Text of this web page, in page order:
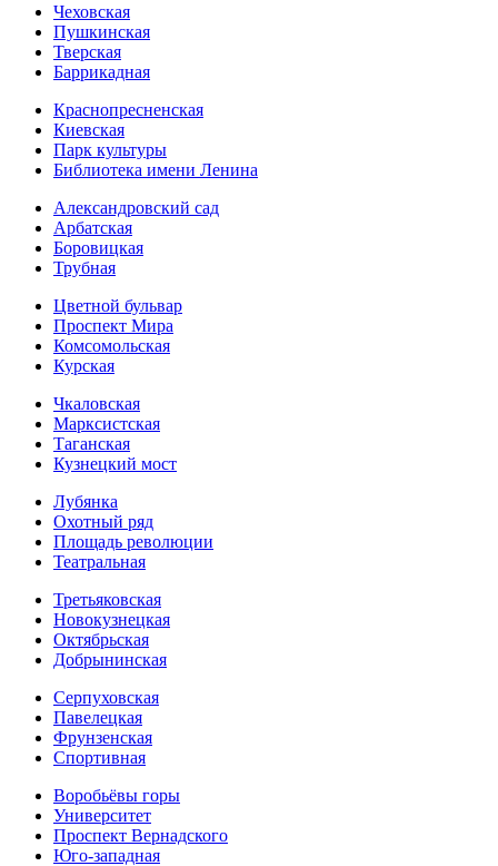
Чеховская
Пушкинская
Тверская
Баррикадная
Краснопресненская
Киевская
Парк культуры
Библиотека имени Ленина
Александровский сад
Арбатская
Боровицкая
Трубная
Цветной бульвар
Проспект Мира
Комсомольская
Курская
Чкаловская
Марксистская
Таганская
Кузнецкий мост
Лубянка
Охотный ряд
Площадь революции
Театральная
Третьяковская
Новокузнецкая
Октябрьская
Добрынинская
Серпуховская
Павелецкая
Фрунзенская
Спортивная
Воробьёвы горы
Университет
Проспект Вернадского
Юго-западная